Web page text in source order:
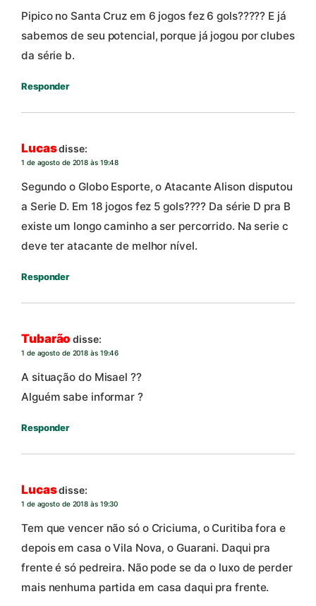
Pipico no Santa Cruz em 6 jogos fez 6 gols????? E já
sabemos de seu potencial, porque já jogou por clubes
da série b.
Responder
Lucasdisse:
1 de agosto de 2018 às 19:48
Segundo o Globo Esporte, o Atacante Alison disputou
a Serie D. Em 18 jogos fez 5 gols???? Da série D pra B
existe um longo caminho a ser percorrido. Na serie c
deve ter atacante de melhor nível.
Responder
Tubarão disse:
1 de agosto de 2018 às 19:46
A situação do Misael ??
Alguém sabe informar ?
Responder
Lucasdisse:
1 de agosto de 2018 às 19:30
Tem que vencer não só o Criciuma, o Curitiba fora e
depois em casa o Vila Nova, o Guarani. Daqui pra
frente é só pedreira. Não pode se da o luxo de perder
mais nenhuma partida em casa daqui pra frente.